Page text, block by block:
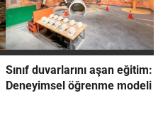
Sınıf duvarlarını aşan eğitim:
Deneyimsel öğrenme modeli